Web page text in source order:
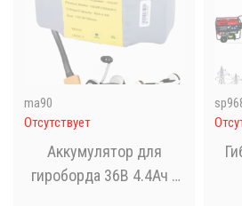
ma90
Отсутствует
Аккумулятор для
гироборда 36В 4.4Ач /